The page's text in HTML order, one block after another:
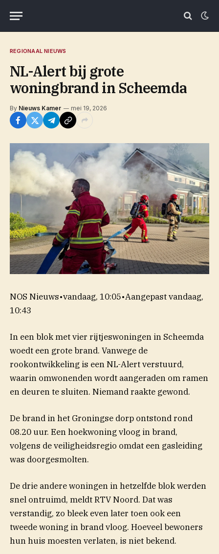
REGIONAAL NIEUWS
NL-Alert bij grote
woningbrand in Scheemda
By Nieuws Kamer mei 19, 2026
NOS Nieuws•vandaag, 10:05•Aangepastvandaag,
10:43
In een blok met vier rijtjeswoningen in Scheemda
woedt een grote brand. Vanwege de
rookontwikkeling is een NL-Alert verstuurd,
waarin omwonenden wordt aangeraden om ramen
en deuren te sluiten. Niemand raakte gewond.
De brand in het Groningse dorp ontstond rond
08.20 uur. Een hoekwoning vloog in brand,
volgens de veiligheidsregio omdat een gasleiding
was doorgesmolten.
De drie andere woningen in hetzelfde blok werden
snel ontruimd, meldt RTVNoord(opent in nieuw
. Dat was
verstandig, zo bleek even later toen ook een
tweede woning in brand vloog. Hoeveel bewoners
hun huis moesten verlaten, is niet bekend.